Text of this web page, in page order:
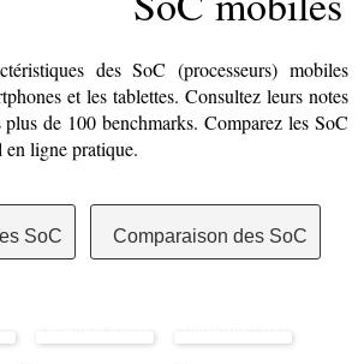
des SoC (processeurs) mobiles
et les tablettes. Consultez leurs notes
plus de 100 benchmarks. Comparez les SoC
ligne pratique.
SoC Comparaison des SoC